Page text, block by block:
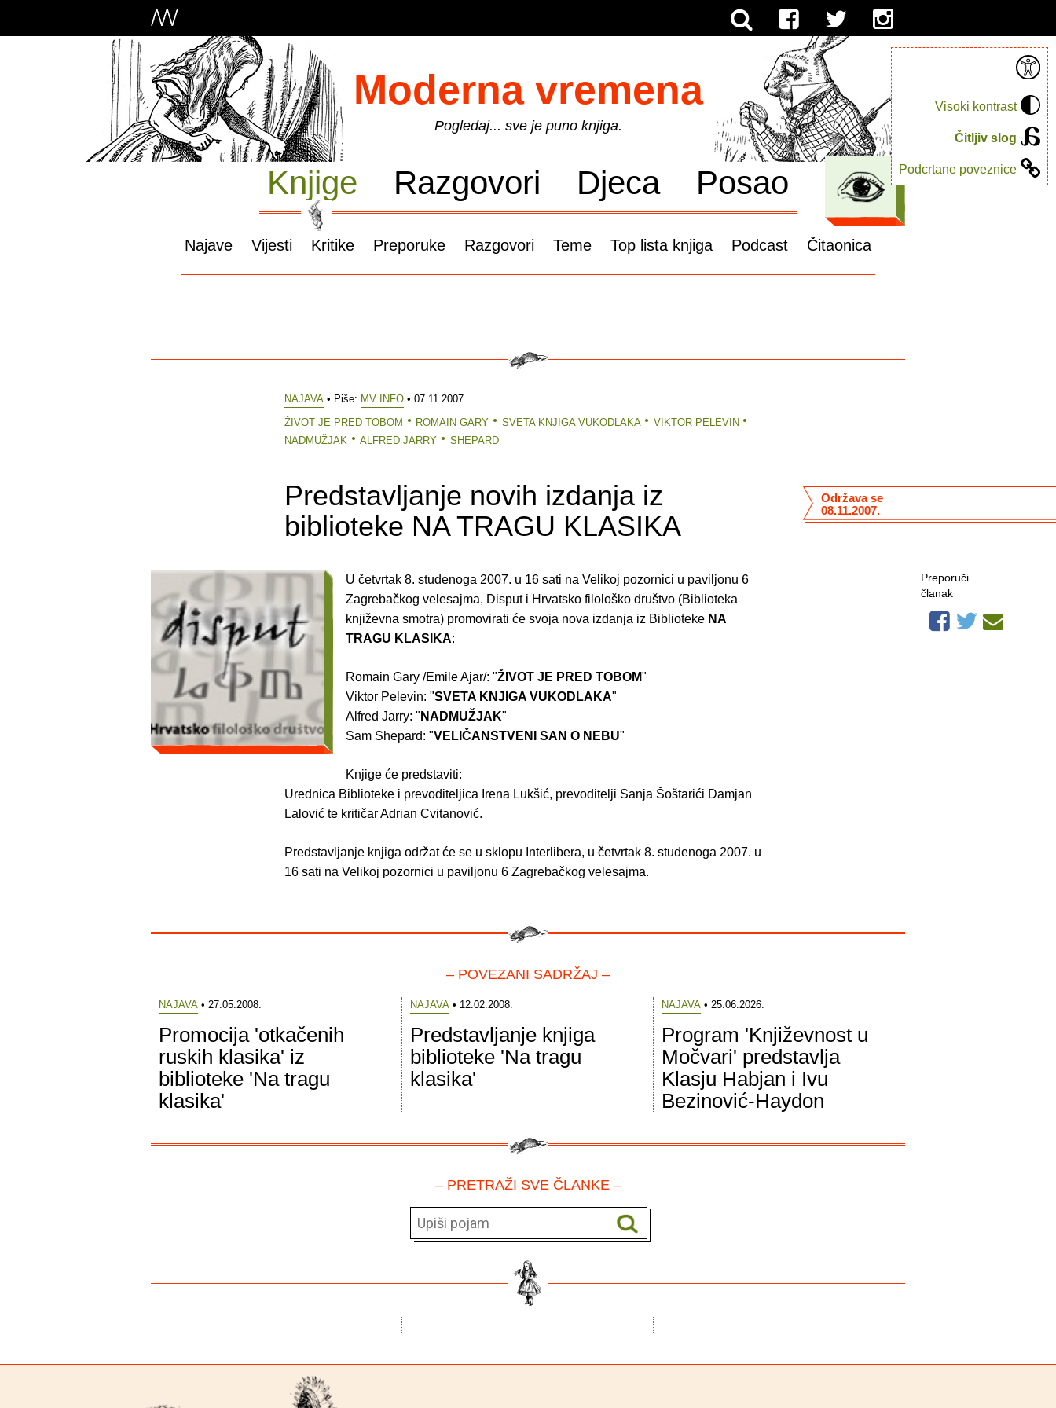
Visoki kontrast
Čitljiv slog
Podcrtane poveznice
Moderna vremena
Pogledaj... sve je puno knjiga.
Knjige Razgovori Djeca Posao
Najave Vijesti Kritike Preporuke Razgovori Teme Top lista knjiga Podcast Čitaonica
NAJAVA • Piše: MV INFO • 07.11.2007.
ŽIVOT JE PRED TOBOM
ROMAIN GARY SVETA KNJIGA VUKODLAKA
VIKTOR PELEVIN
NADMUŽJAK
ALFRED JARRY SHEPARD
Predstavljanje novih izdanja iz
biblioteke NA TRAGU KLASIKA
Održava se
08.11.2007.
U četvrtak 8. studenoga 2007. u 16 sati na Velikoj pozornici u paviljonu 6
Zagrebačkog velesajma, Disput i Hrvatsko filološko društvo (Biblioteka
književna smotra) promovirati će svoja nova izdanja iz Biblioteke NA
TRAGU KLASIKA:
Romain Gary /Emile Ajar/: "ŽIVOT JE PRED TOBOM"
Viktor Pelevin: "SVETA KNJIGA VUKODLAKA"
Alfred Jarry: " NADMUŽJAK"
Sam Shepard: "VELIČANSTVENI SAN O NEBU"
Knjige će predstaviti:
Urednica Biblioteke i prevoditeljica Irena Lukšić, prevoditelji Sanja Šoštarići Damjan
Lalović te kritičar Adrian Cvitanović.
Predstavljanje knjiga održat će se u sklopu Interlibera, u četvrtak 8. studenoga 2007. u
16 sati na Velikoj pozornici u paviljonu 6 Zagrebačkog velesajma.
Preporuči
članak
– POVEZANI SADRŽAJ –
NAJAVA• 27.05.2008.
Promocija 'otkačenih
ruskih klasika' iz
biblioteke 'Na tragu
klasika'
NAJAVA• 12.02.2008.
Predstavljanje knjiga
biblioteke 'Na tragu
klasika'
NAJAVA• 25.06.2026.
Program 'Književnost u
Močvari' predstavlja
Klasju Habjan i Ivu
Bezinović-Haydon
– PRETRAŽI SVE ČLANKE –